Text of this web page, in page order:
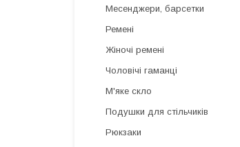
Месенджери, барсетки
Ремені
Жіночі ремені
Чоловічі гаманці
М'яке скло
Подушки для стільчиків
Рюкзаки